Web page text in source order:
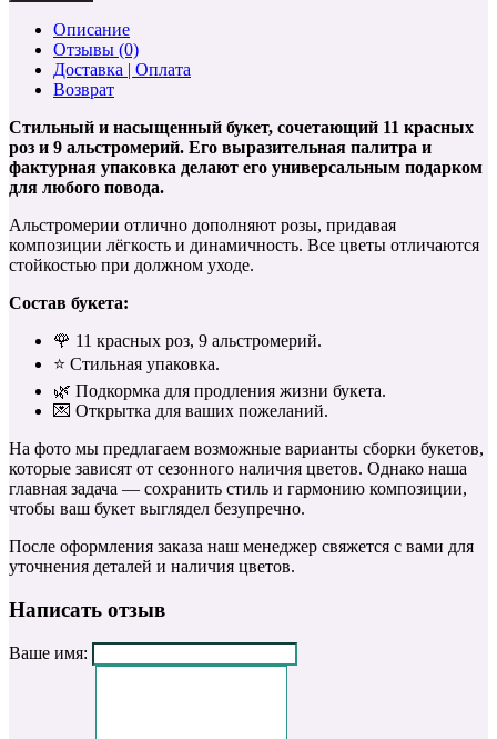
Описание
Отзывы (0)
Доставка | Оплата
Возврат
Стильный и насыщенный букет, сочетающий 11 красных
роз и 9 альстромерий. Его выразительная палитра и
фактурная упаковка делают его универсальным подарком
для любого повода.
Альстромерии отлично дополняют розы, придавая
композиции лёгкость и динамичность. Все цветы отличаются
стойкостью при должном уходе.
Состав букета:
🌹 11 красных роз, 9 альстромерий.
⭐️ Стильная упаковка.
🌿 Подкормка для продления жизни букета.
💌 Открытка для ваших пожеланий.
На фото мы предлагаем возможные варианты сборки букетов,
которые зависят от сезонного наличия цветов. Однако наша
главная задача — сохранить стиль и гармонию композиции,
чтобы ваш букет выглядел безупречно.
После оформления заказа наш менеджер свяжется с вами для
уточнения деталей и наличия цветов.
Написать отзыв
Ваше имя: